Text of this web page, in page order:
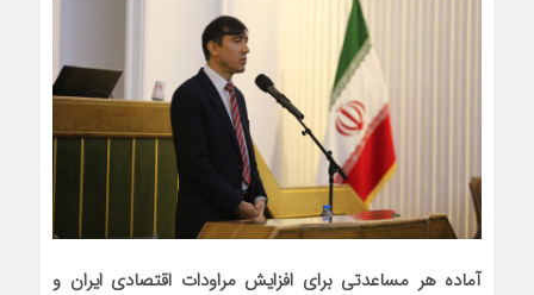
آماده هر مساعدتی برای افزایش مراودات اقتصادی ایران و